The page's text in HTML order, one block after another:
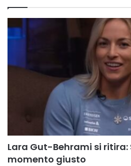
Lara Gut-Behrami si ritira:
momento giusto